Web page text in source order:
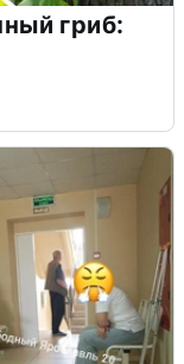
гриб: